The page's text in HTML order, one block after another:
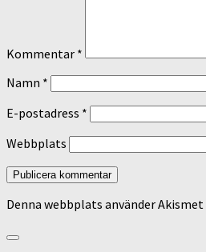
Kommentar *
Namn *
E-postadress *
Webbplats
Denna webbplats använder